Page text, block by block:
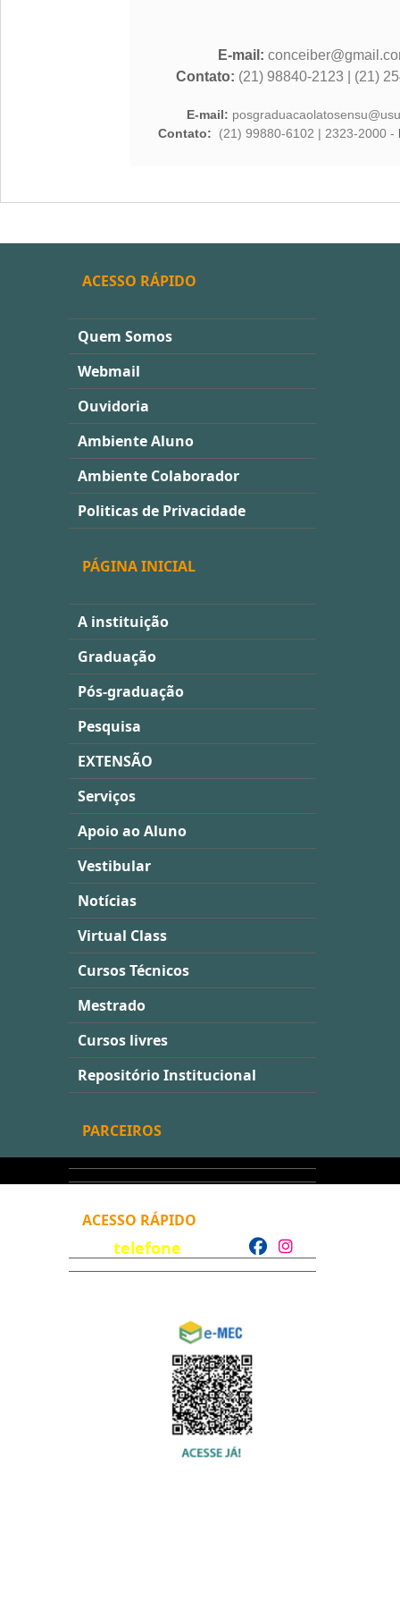
E-mail:
Contato: (21) 98840-2123 | (21)
E-mail:
Contato: (21) 99880-6102 | 2323-2000 -
ACESSO RÁPIDO
Quem Somos
Webmail
Ouvidoria
Ambiente Aluno
Ambiente Colaborador
Politicas de Privacidade
PÁGINA INICIAL
A instituição
Graduação
Pós-graduação
Pesquisa
EXTENSÃO
Serviços
Apoio ao Aluno
Vestibular
Notícias
Virtual Class
Cursos Técnicos
Mestrado
Cursos livres
Repositório Institucional
PARCEIROS
ACESSO RÁPIDO
telefone